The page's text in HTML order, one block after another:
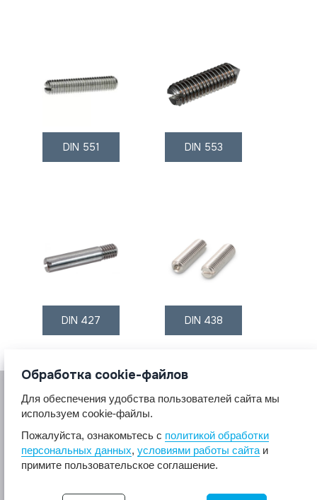
DIN 551 DIN 553
DIN 427 DIN 438
© 2017 A2A4
Обработка cookie-файлов
Для обеспечения удобства пользователей сайта мы
используем cookie-файлы.
Пожалуйста, ознакомьтесь с политикой обработки
персональных данных, условиями работы сайта и
примите пользовательское соглашение.